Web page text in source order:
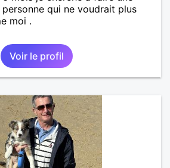
qui ne voudrait plus
moi .
Voir le profil